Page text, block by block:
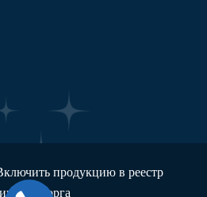
продукцию в реестр